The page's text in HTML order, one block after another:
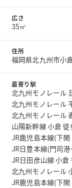
広さ
35㎡
住所
福岡県北九州市小
最寄り駅
北九州モノレール
北九州モノレール
北九州モノレール
山陽新幹線 小倉
JR鹿児島本線(下
JR日豊本線(門司
JR日田彦山線 小倉
北九州モノレール
JR鹿児島本線(下